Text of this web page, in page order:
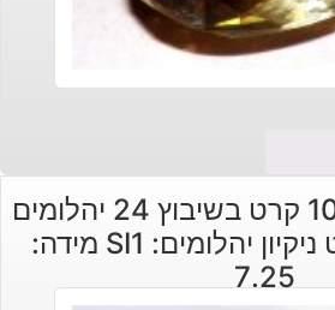
טבעת זהב לבן 10 קרט בשיבוץ 24 יהלומים
לבנים 13. קרט ניקיון יהלומים: SI1 מידה:
7.25